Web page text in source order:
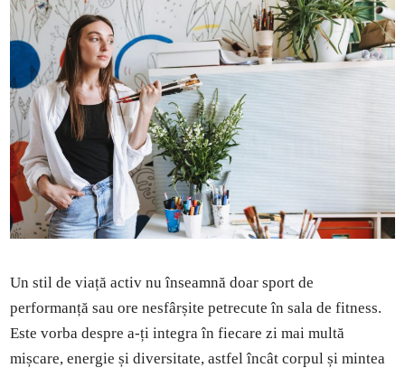
Un stil de viață activ nu înseamnă doar sport de
performanță sau ore nesfârșite petrecute în sala de fitness.
Este vorba despre a-ți integra în fiecare zi mai multă
mișcare, energie și diversitate, astfel încât corpul și mintea